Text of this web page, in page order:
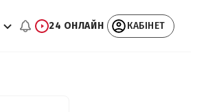
24 ОНЛАЙН КАБІНЕТ